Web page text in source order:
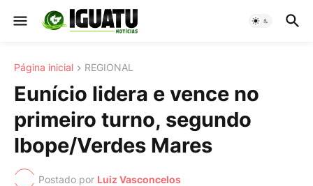
Página inicial REGIONAL
Eunício lidera e vence no
primeiro turno, segundo
Ibope/Verdes Mares
Postado por Luiz Vasconcelos